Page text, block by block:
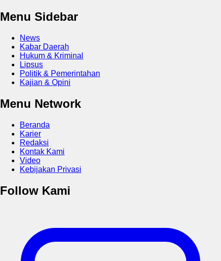
Menu Sidebar
News
Kabar Daerah
Hukum & Kriminal
Lipsus
Politik & Pemerintahan
Kajian & Opini
Menu Network
Beranda
Karier
Redaksi
Kontak Kami
Video
Kebijakan Privasi
Follow Kami